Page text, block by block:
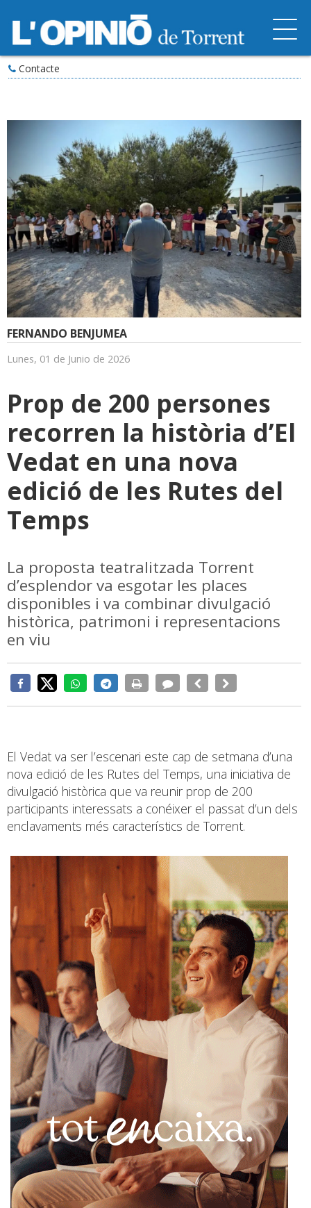
Contacte
FERNANDO BENJUMEA
Lunes, 01 de Junio de 2026
Prop de 200 persones
recorren la història d’El
Vedat en una nova
edició de les Rutes del
Temps
La proposta teatralitzada Torrent
d’esplendor va esgotar les places
disponibles i va combinar divulgació
històrica, patrimoni i representacions
en viu
El Vedat va ser l’escenari este cap de setmana d’una
nova edició de les Rutes del Temps, una iniciativa de
divulgació històrica que va reunir prop de 200
participants interessats a conéixer el passat d’un dels
enclavaments més característics de Torrent.